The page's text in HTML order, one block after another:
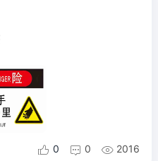
 0  0  2016